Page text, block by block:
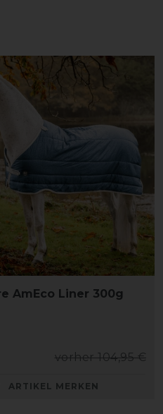
AmEco Liner 300g
vorher 104,95 €
ARTIKEL MERKEN